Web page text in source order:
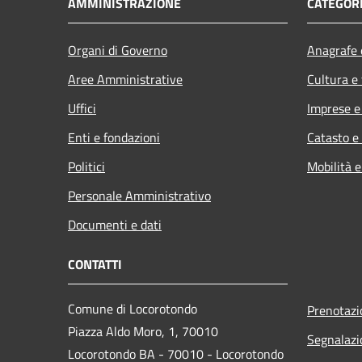
Organi di Governo
Aree Amministrative
Uffici
Enti e fondazioni
Politici
Personale Amministrativo
Documenti e dati
Cultura
Imprese
Catasto
Mobilità
CONTATTI
Comune di Locorotondo
Piazza Aldo Moro, 1, 70010
Locorotondo BA - 70010 - Locorotondo